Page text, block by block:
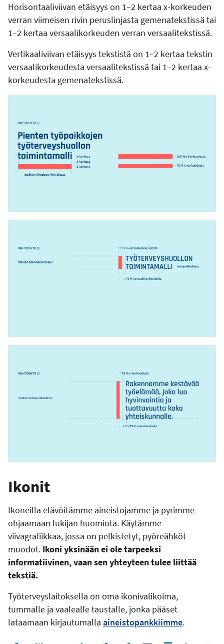
Horisontaaliviivan etäisyys on 1–2 kertaa x-korkeuden
verran viimeisen rivin peruslinjasta gemenatekstissä tai
1–2 kertaa versaalikorkeuden verran versaalitekstissä.
Vertikaaliviivan etäisyys tekstistä on 1–2 kertaa tekstin
versaalikorkeudesta versaalitekstissä tai 1–2 kertaa x-
korkeudesta gemenatekstissä.
Ikonit
Ikoneilla elävöitämme aineistojamme ja pyrimme
ohjaamaan lukijan huomiota. Käytämme
viivagrafiikkaa, jossa on pelkistetyt, pyöreähköt
muodot. Ikoni yksinään ei ole tarpeeksi
informatiivinen, vaan sen yhteyteen tulee liittää
tekstiä.
Työterveyslaitoksella on oma ikonivalikoima,
tummalle ja vaalealle taustalle, jonka pääset
lataamaan kirjautumalla aineistopankkiimme.